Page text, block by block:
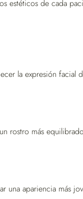
estéticos de cada
la expresión facial
rostro más
una apariencia más